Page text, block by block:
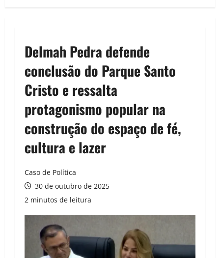
Delmah Pedra defende
conclusão do Parque Santo
Cristo e ressalta
protagonismo popular na
construção do espaço de fé,
cultura e lazer
Caso de Política
30 de outubro de 2025
2 minutos de leitura